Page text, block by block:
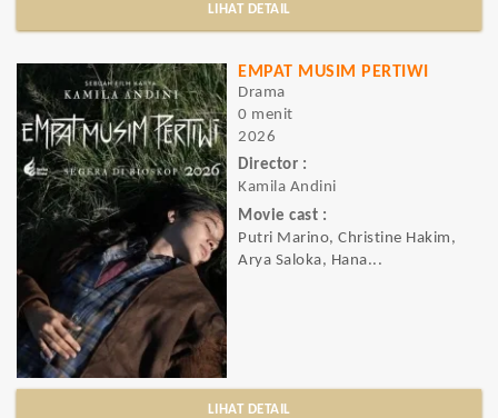
LIHAT DETAIL
EMPAT MUSIM PERTIWI
Drama
0 menit
2026
Director :
Kamila Andini
Movie cast :
Putri Marino, Christine Hakim,
Arya Saloka, Hana...
LIHAT DETAIL